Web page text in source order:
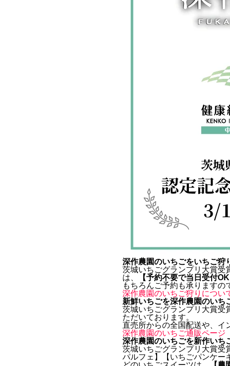
深作農園のいちごをいちご狩
茨城いちごグランプリ大賞受
は、
【予約不要で当日受付
もちろんご予約も承りますの
深作農園のいちご狩りについ
新鮮いちごを深作農園のいち
茨城いちごグランプリ大賞受
ただいております。
直売所からの全国配送や、イ
深作農園のいちご通販ページ
深作農園のいちごを新作いち
茨城いちごグランプリ大賞受
パルフェ】【いちごパンケー